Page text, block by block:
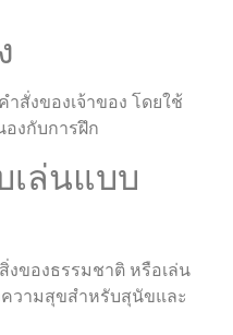
สั่งของเจ้าของ โดยใช้
องกับการฝึก
เล่นแบบ
งของธรรมชาติ หรือเล่น
ความสุขสำหรับสุนัขและ